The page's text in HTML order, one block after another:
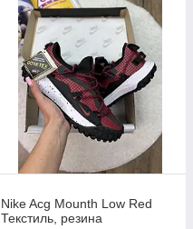
Nike Acg Mounth Low Red
Текстиль, резина